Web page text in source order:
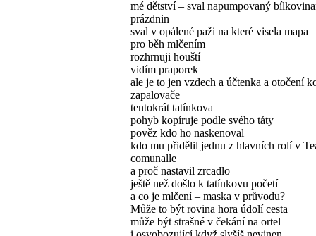
mé dětství – sval napumpovaný
prázdnin
sval v opálené paži na které visela mapa
pro běh mlčením
rozhrnuji houští
vidím praporek
ale je to jen vzdech a účtenka a otočení
zapalovače
tentokrát tatínkova
pohyb kopíruje podle svého táty
pověz kdo ho naskenoval
kdo mu přidělil jednu z hlavních rolí v
comunalle
a proč nastavil zrcadlo
ještě než došlo k tatínkovu početí
a co je mlčení – maska v průvodu?
Může to být rovina hora údolí cesta
může být strašné v čekání na ortel